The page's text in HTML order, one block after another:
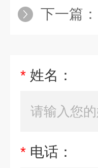
下一篇：
* 姓名：
* 电话：